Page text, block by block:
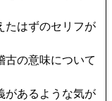
たはずのセリフが
古の意味について
があるような気が